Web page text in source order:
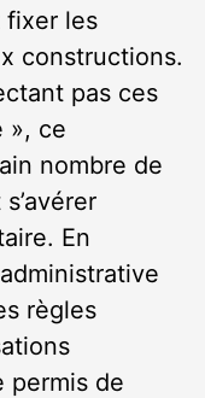
fixer les
constructions.
pas ces
», ce
nombre de
En
règles
permis de